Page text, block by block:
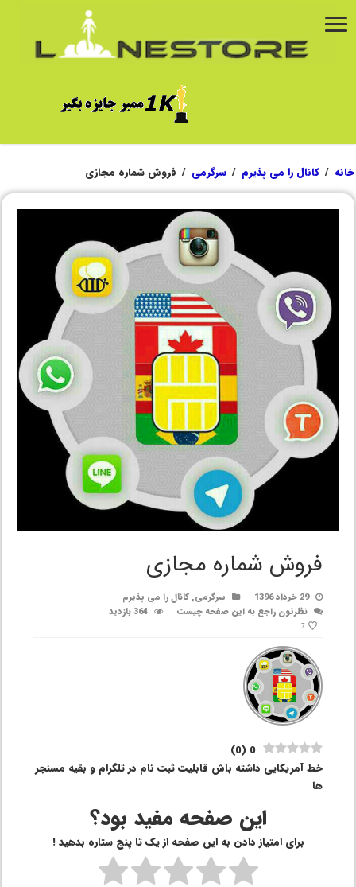
خانه / کانال را می پذیرم / سرگرمی / فروش شماره مجازی
فروش شماره مجازی
29 خرداد 1396 سرگرمی,کانال را می پذیرم
نظرتون راجع به این صفحه چیست
364 بازدید
7
0
(
0
)
خط آمریکایی داشته باش قابلیت ثبت نام در تلگرام و بقیه مسنجر
ها
این صفحه مفید بود؟
برای امتیاز دادن به این صفحه از یک تا پنج ستاره بدهید !